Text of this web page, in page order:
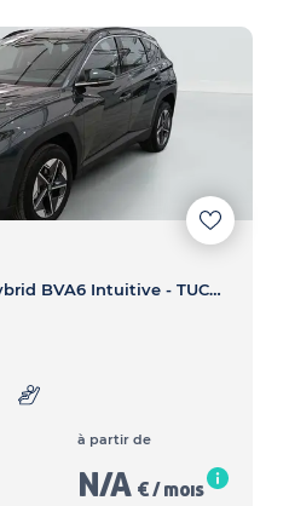
Tucson 1.6 T-GDI 239 Hybrid BVA6 Intuitive - TUCSON Tucson 1.6 T-GDI 239 Hybrid BVA6 Intuitive
à partir de
N/A € / mois